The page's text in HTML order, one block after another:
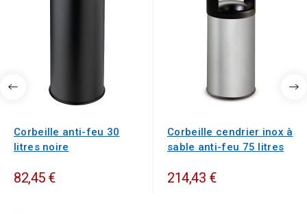
Corbeille anti-feu 30
litres noire
82,45 €
Corbeille cendrier inox à
sable anti-feu 75 litres
214,43 €